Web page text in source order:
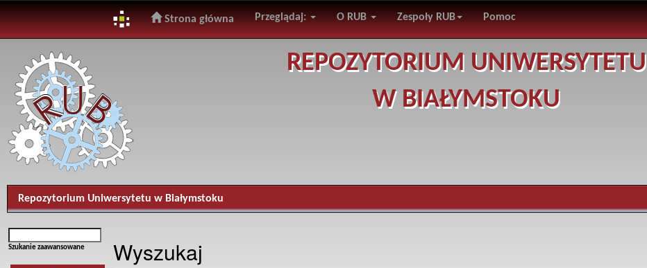
navigation
Strona główna Przeglądaj: O RUB Zespoły RUB Pomoc
REPOZYTORIUM UNIWERSYTETU
W BIAŁYMSTOKU
Repozytorium Uniwersytetu w Białymstoku
Szukanie zaawansowane Wyszukaj